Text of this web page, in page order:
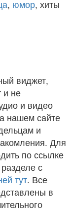
, юмор, хиты
виджет,
и не
и видео
нашем сайте
и
Для
по ссылке
с
тут. Все
в